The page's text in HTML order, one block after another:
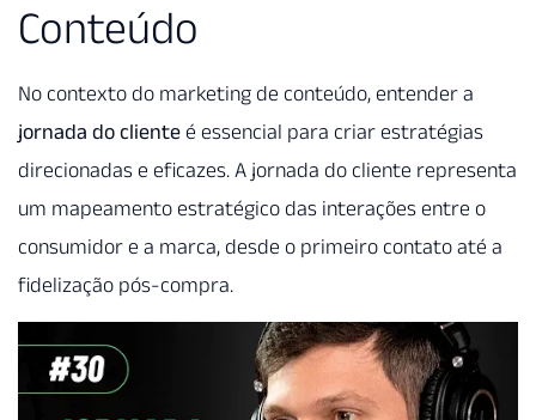
Conteúdo
No contexto do marketing de conteúdo, entender a
jornada do cliente é essencial para criar estratégias
direcionadas e eficazes. A jornada do cliente representa
um mapeamento estratégico das interações entre o
consumidor e a marca, desde o primeiro contato até a
fidelização pós-compra.